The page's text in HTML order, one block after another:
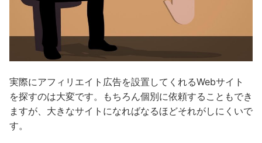
実際にアフィリエイト広告を設置してくれるWebサイト
を探すのは大変です。もちろん個別に依頼することもでき
ますが、大きなサイトになればなるほどそれがしにくいで
す。